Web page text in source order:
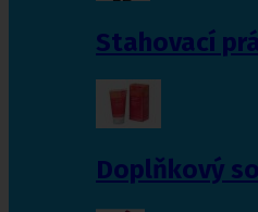
Stahovací
Doplňkový